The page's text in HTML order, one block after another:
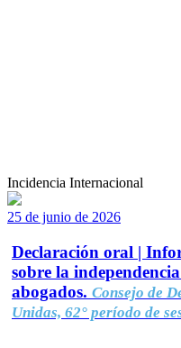
Incidencia Internacional
25 de junio de 2026
Declaración oral |
sobre la
abogados. Consejo de
Unidas, 62° período de